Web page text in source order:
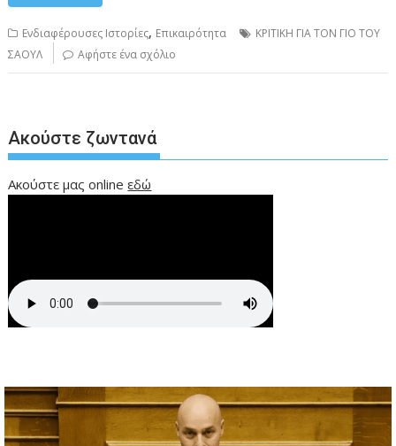
Ενδιαφέρουσες Ιστορίες, Επικαιρότητα
ΚΡΙΤΙΚΗ ΓΙΑ ΤΟΝ ΓΙΟ ΤΟΥ
ΣΑΟΥΛ
Αφήστε ένα σχόλιο
Ακούστε ζωντανά
Ακούστε μας onlineεδώ